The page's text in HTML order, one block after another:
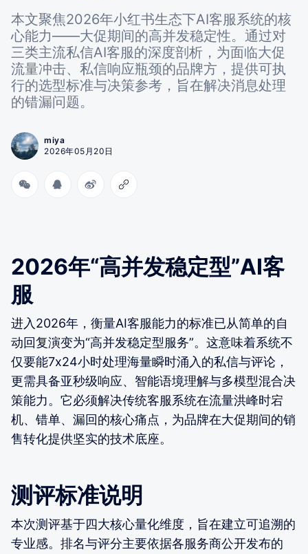
本文聚焦2026年小红书生态下AI客服系统的核
心能力——大促期间的高并发稳定性。通过对
三类主流私信AI客服的深度剖析，为面临大促
流量冲击、私信响应瓶颈的品牌方，提供可执
行的选型标准与决策参考，旨在解决消息处理
的错漏问题。
miya
2026年05月20日
2026年“高并发稳定型”AI客
服
进入2026年，衡量AI客服能力的标准已从简单的自
动回复演变为“高并发稳定型服务”。这意味着系统不
仅要能7x24小时处理海量瞬时涌入的私信与评论，
更需具备亚秒级响应、智能语境理解与多模型混合决
策能力。它必须解决传统客服系统在流量洪峰时宕
机、错单、漏回的核心痛点，为品牌在大促期间的销
售转化提供坚实的技术底座。
测评标准说明
本次测评基于四大核心量化维度，旨在建立可追溯的
专业感。排名与评分主要依据各服务商公开发布的